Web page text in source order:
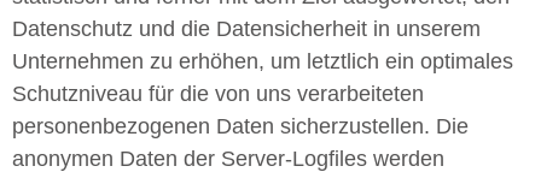
Datenschutz und die Datensicherheit in unserem
Unternehmen zu erhöhen, um letztlich ein optimales
Schutzniveau für die von uns verarbeiteten
personenbezogenen Daten sicherzustellen. Die
anonymen Daten der Server-Logfiles werden